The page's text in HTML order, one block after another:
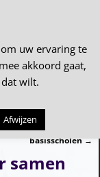
dagâ€™ op de
basisscholen→
samen
uw ervaring te
akkoord gaat,
wilt.
Afwijzen